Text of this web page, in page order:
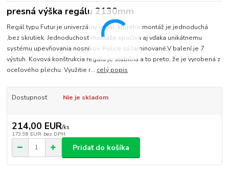
presná výška regálu 2130mm
Regál typu Futur je univerzálny regál, ktorého montáž je jednoduchá
,bez skrutiek. Jednoduchosť montáže spočíva aj vďaka unikátnemu
systému upevňovania nosníkov. Police sú laminované.V balení je 7
výstuh. Kovová konštrukcia regálu je stabilná a to preto, že je vyrobená z
oceľového plechu. Využitie r... celý popis
Dostupnosť Nie je skladom
214,00 EUR/ks
173,98 EUR bez DPH
Pridať do košíka